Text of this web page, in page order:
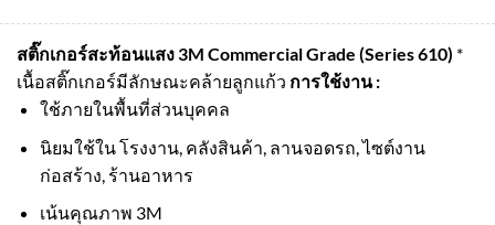
สติ๊กเกอร์สะท้อนแสง 3M Commercial Grade (Series 610) *
เนื้อสติ๊กเกอร์มีลักษณะคล้ายลูกแก้ว การใช้งาน :
ใช้ภายในพื้นที่ส่วนบุคคล
นิยมใช้ใน โรงงาน, คลังสินค้า, ลานจอดรถ, ไซต์งาน
ก่อสร้าง, ร้านอาหาร
เน้นคุณภาพ 3M